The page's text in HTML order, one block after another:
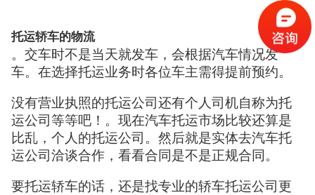
托运轿车的物流
。交车时不是当天就发车，会根据汽车情况发
车。在选择托运业务时各位车主需得提前预约。
没有营业执照的托运公司还有个人司机自称为托
运公司等等吧！。现在汽车托运市场比较还算是
比乱，个人的托运公司。然后就是实体去汽车托
运公司洽谈合作，看看合同是不是正规合同。
要托运轿车的话，还是找专业的轿车托运公司更